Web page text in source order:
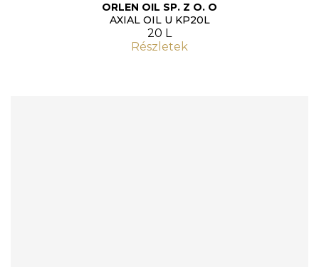
ORLEN OIL SP. Z O. O
AXIAL OIL U KP20L
20 L
Részletek